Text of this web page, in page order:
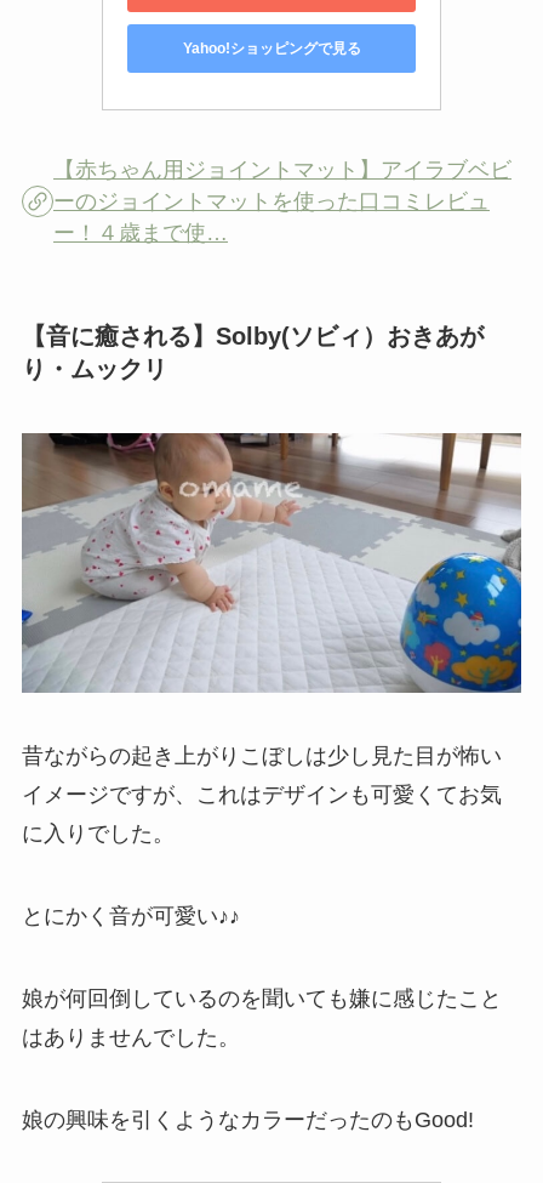
Yahoo!ショッピングで見る
【赤ちゃん用ジョイントマット】アイラブベビ
ーのジョイントマットを使った口コミレビュ
ー！４歳まで使…
【音に癒される】Solby(ソビィ）おきあが
り・ムックリ
昔ながらの起き上がりこぼしは少し見た目が怖い
イメージですが、これはデザインも可愛くてお気
に入りでした。
とにかく音が可愛い♪♪
娘が何回倒しているのを聞いても嫌に感じたこと
はありませんでした。
娘の興味を引くようなカラーだったのもGood!